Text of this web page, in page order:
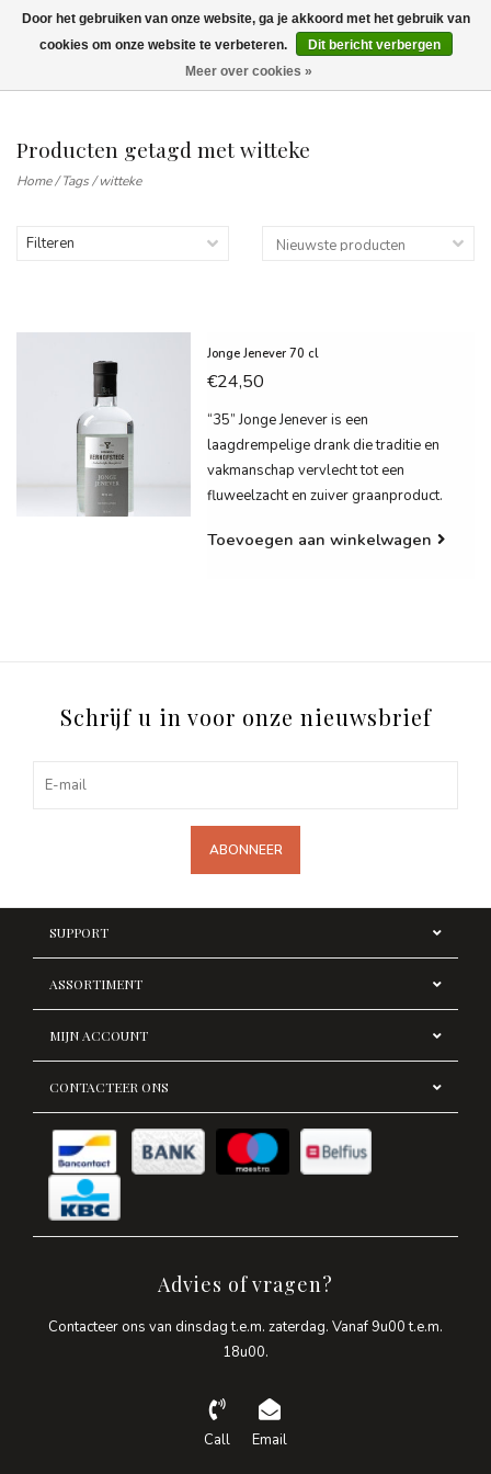
Wij leveren tot aan uw deur. Afhalen is mogelijk.
Producten getagd met witteke
Home/Tags/witteke
Filteren
Jonge Jenever 70 cl
€24,50
“35” Jonge Jenever is een
laagdrempelige drank die traditie en
vakmanschap vervlecht tot een
fluweelzacht en zuiver graanproduct.
Toevoegen aan winkelwagen
Schrijf u in voor onze nieuwsbrief
ABONNEER
SUPPORT
ASSORTIMENT
MIJN ACCOUNT
CONTACTEER ONS
Advies of vragen?
Contacteer ons van dinsdag t.e.m. zaterdag. Vanaf 9u00 t.e.m.
18u00.
Call Email
Door het gebruiken van onze website, ga je akkoord met het gebruik van
cookies om onze website te verbeteren.
Dit bericht verbergen
Meer over cookies »